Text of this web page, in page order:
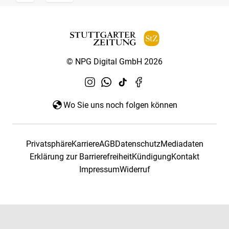
© NPG Digital GmbH 2026
Wo Sie uns noch folgen können
PrivatsphäreKarriereAGBDatenschutzMediadaten
Erklärung zur BarrierefreiheitKündigungKontakt
ImpressumWiderruf